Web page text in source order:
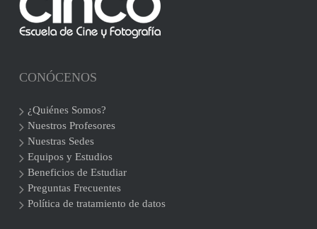
CONÓCENOS
¿Quiénes Somos?
Nuestros Profesores
Nuestras Sedes
Equipos y Estudios
Beneficios de Estudiar
Preguntas Frecuentes
Política de tratamiento de datos